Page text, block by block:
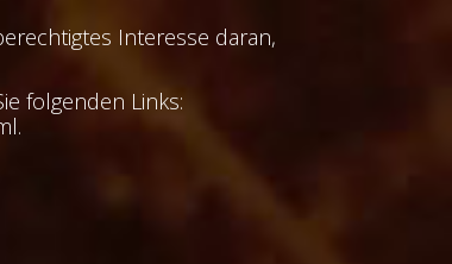
Interesse daran,
folgenden Links: